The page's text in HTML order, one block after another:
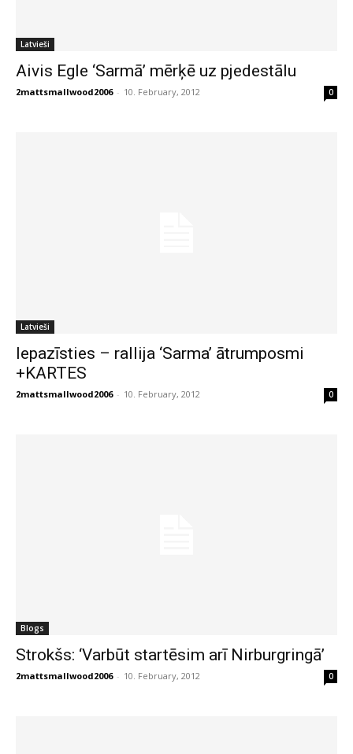
Latvieši
Aivis Egle ‘Sarmā’ mērķē uz pjedestālu
2mattsmallwood2006 - 10. February, 2012 0
Latvieši
Iepazīsties – rallija ‘Sarma’ ātrumposmi
+KARTES
2mattsmallwood2006 - 10. February, 2012 0
Blogs
Strokšs: ‘Varbūt startēsim arī Nirburgringā’
2mattsmallwood2006 - 10. February, 2012 0